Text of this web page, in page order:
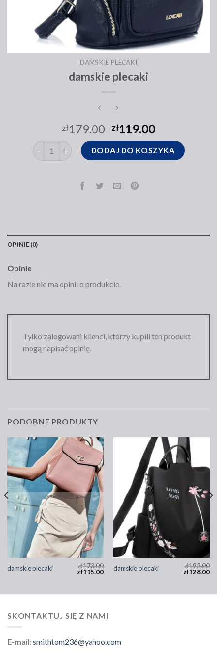
DAMSKIE PLECAKI
damskie plecaki
zł179.00 zł119.00
ilość damskie plecakiDODAJ DO KOSZYKA
OPINIE (0)
Opinie
Na razie nie ma opinii o produkcie.
Tylko zalogowani klienci, którzy kupili ten produkt
mogą napisać opinię.
PODOBNE PRODUKTY
damskie plecaki zł173.00
zł115.00 damskie plecaki zł192.00
zł128.00
SKONTAKTUJ SIĘ Z NAMI
E-mail:smithtom236@yahoo.com